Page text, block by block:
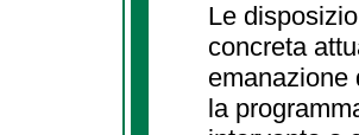
Le
concreta
emanazione
la